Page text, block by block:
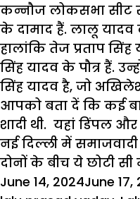
कन्नौज लोकसभा सीट
के दामाद हैं. लालू यादव
हालांकि तेज प्रताप
सिंह यादव के पौत्र हैं.
सिंह यादव है, जो
आपको बता दें कि कई
शादी थी. यहां डिंपल
नई दिल्ली में
दोनों के बीच ये छोटी
Posted
June 14, 2024June 17,